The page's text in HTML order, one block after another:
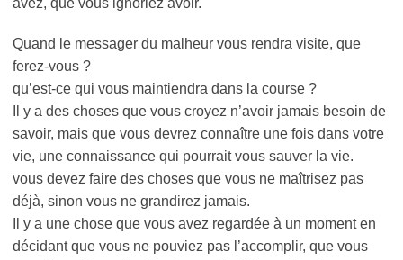
avez, que vous ignoriez avoir.
Quand le messager du malheur vous rendra visite, que
ferez-vous ?
qu’est-ce qui vous maintiendra dans la course ?
Il y a des choses que vous croyez n’avoir jamais besoin de
savoir, mais que vous devrez connaître une fois dans votre
vie, une connaissance qui pourrait vous sauver la vie.
vous devez faire des choses que vous ne maîtrisez pas
déjà, sinon vous ne grandirez jamais.
Il y a une chose que vous avez regardée à un moment en
décidant que vous ne pouviez pas l’accomplir, que vous